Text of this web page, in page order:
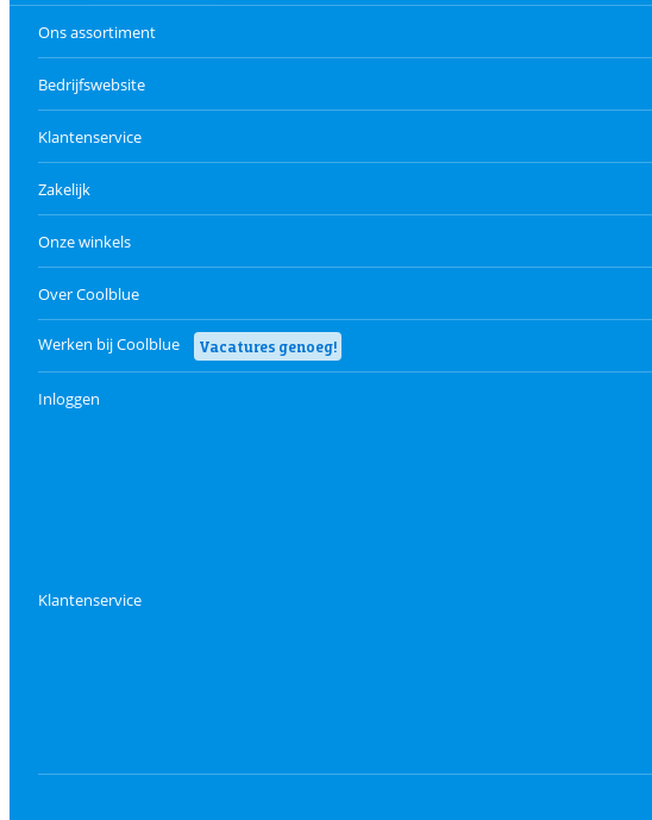
Ons assortiment
Bedrijfswebsite
Klantenservice
Zakelijk
Onze winkels
Over Coolblue
Werken bij Coolblue Vacatures genoeg!
Inloggen
Klantenservice